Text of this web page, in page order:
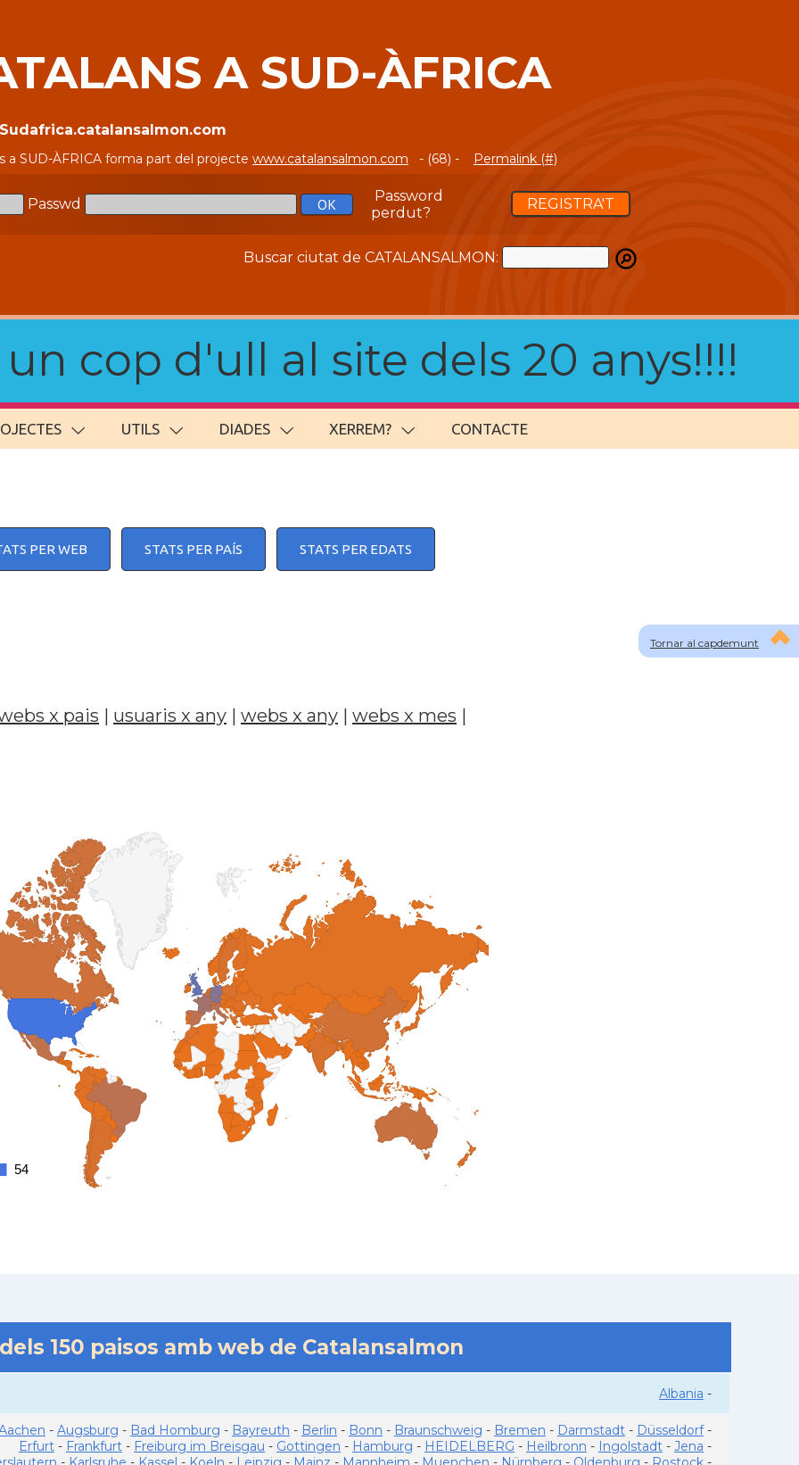
A SUD-ÀFRICA
a SUD-ÀFRICA forma part del projecte www.catalansalmon.com - (68) - Permalink (#)
Passwd
Password
perdut?
REGISTRA'T
Buscar ciutat de CATALANSALMON:
cop d'ull al site dels 20 anys!!!!
UTILS DIADES XERREM? CONTACTE
Tornar al capdemunt
PER WEB STATS PER PAÍS STATS PER EDATS
x pais | usuaris x any | webs x any | webs x mes |
54
54
150 paisos amb web de Catalansalmon
Albania -
- Augsburg - Bad Homburg - Bayreuth - Berlin - Bonn - Braunschweig - Bremen - Darmstadt - Düsseldorf-
Erfurt - Frankfurt - Freiburg im Breisgau - Gottingen - Hamburg - HEIDELBERG - Heilbronn - Ingolstadt - Jena -